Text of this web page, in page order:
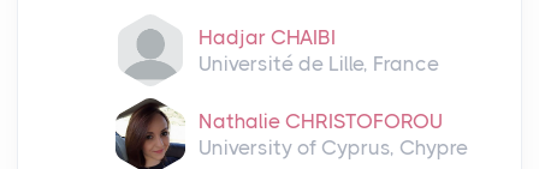
Hadjar CHAIBI
Université de Lille, France
Nathalie CHRISTOFOROU
University of Cyprus, Chypre